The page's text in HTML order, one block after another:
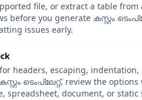
file, or extract a table from
before you generate കസ്റ്റം
issues early.
headers, escaping,
ടെംപ്ലേറ്റ്, review the options
spreadsheet, document, or static